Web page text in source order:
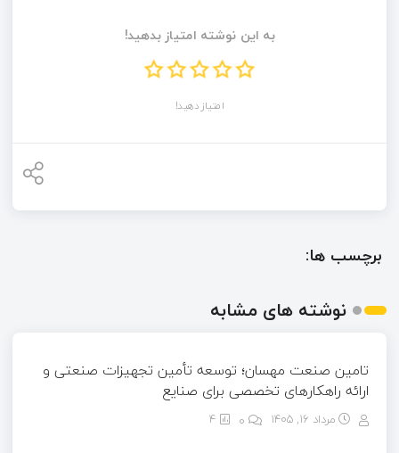
به این نوشته امتیاز بدهید!
امتیاز دهید!
برچسب ها:
نوشته های مشابه
تامین صنعت مهسان؛ توسعه تأمین تجهیزات صنعتی و
ارائه راهکارهای تخصصی برای صنایع
مرداد ۱۶, ۱۴۰۵ 4